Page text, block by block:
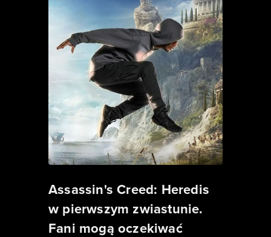
Assassin's Creed: Heredis
w pierwszym zwiastunie.
Fani mogą oczekiwać